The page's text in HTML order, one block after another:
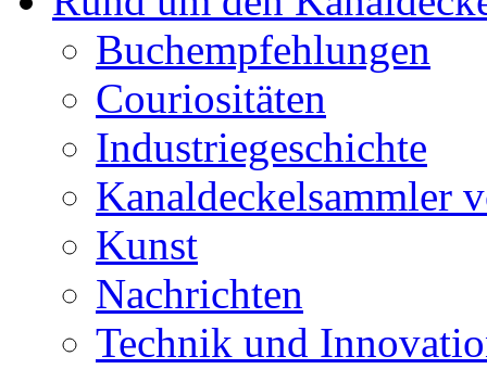
Buchempfehlungen
Couriositäten
Industriegeschichte
Kanaldeckelsammler
Kunst
Nachrichten
Technik und